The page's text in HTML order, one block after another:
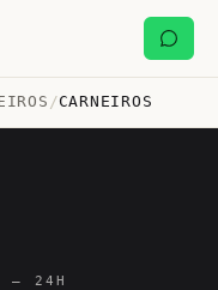
/CARNEIROS
— 24H